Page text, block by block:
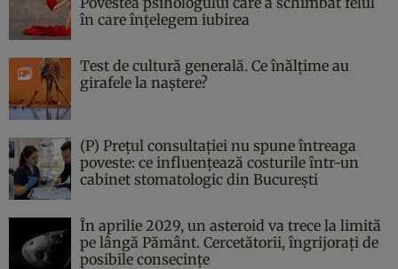
în care înțelegem iubirea
Test de cultură generală. Ce înălțime au
girafele la naștere?
(P) Prețul consultației nu spune întreaga
poveste: ce influențează costurile într-un
cabinet stomatologic din București
În aprilie 2029, un asteroid va trece la limită
pe lângă Pământ. Cercetătorii, îngrijorați de
posibile consecințe